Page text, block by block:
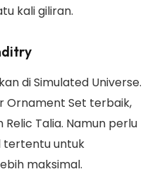
kali giliran.
di Simulated Universe.
Ornament Set terbaik,
Talia. Namun perlu
tertentu untuk
maksimal.